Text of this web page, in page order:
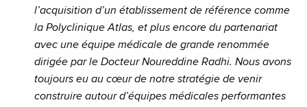
l’acquisition d’un établissement de référence comme
la Polyclinique Atlas, et plus encore du partenariat
avec une équipe médicale de grande renommée
dirigée par le Docteur Noureddine Radhi. Nous avons
toujours eu au cœur de notre stratégie de venir
construire autour d’équipes médicales performantes